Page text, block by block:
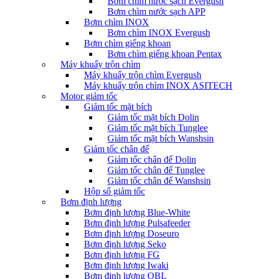
Bơm chìm nước sạch APP
Bơm chìm INOX
Bơm chìm INOX Evergush
Bơm chìm giếng khoan
Bơm chìm giếng khoan Pentax
Máy khuấy trộn chìm
Máy khuấy trộn chìm Evergush
Máy khuấy trộn chìm INOX ASITECH
Motor giảm tốc
Giảm tốc mặt bích
Giảm tốc mặt bích Dolin
Giảm tốc mặt bích Tunglee
Giảm tốc mặt bích Wanshsin
Giảm tốc chân đế
Giảm tốc chân đế Dolin
Giảm tốc chân đế Tunglee
Giảm tốc chân đế Wanshsin
Hộp số giảm tốc
Bơm định lượng
Bơm định lượng Blue-White
Bơm định lượng Pulsafeeder
Bơm định lượng Doseuro
Bơm định lượng Seko
Bơm định lượng FG
Bơm định lượng Iwaki
Bơm định lượng OBL